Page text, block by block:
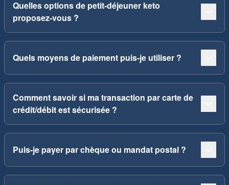
Quelles options de petit-déjeuner keto
proposez-vous ?
Quels moyens de paiement puis-je utiliser ?
Comment savoir si ma transaction par carte de
crédit/débit est sécurisée ?
Puis-je payer par chèque ou mandat postal ?